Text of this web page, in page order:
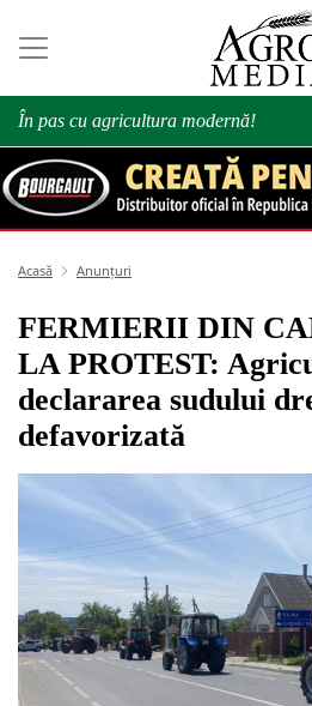
În pas cu agricultura modernă!
Acasă Anunțuri
FERMIERII DIN
LA PROTEST:
declararea sudului
defavorizată